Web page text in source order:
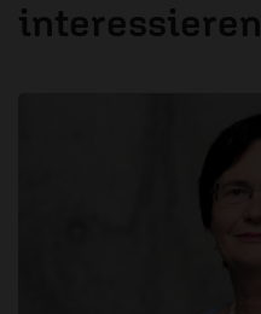
interessieren